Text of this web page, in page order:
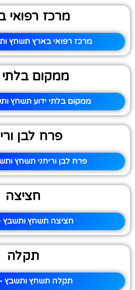
מרכז רפואי
מרכז רפואי בארץ תשחץ
ממקום בלתי
ממקום בלתי ידוע תשחץ
פרח לבן
פרח לבן וריחני תשחץ
חציצה
חציצה תשחץ ותשבץ
תקלה
תקלה תשחץ ותשבץ –